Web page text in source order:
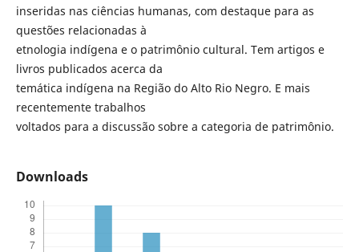
inseridas nas ciências humanas, com destaque para as
questões relacionadas à
etnologia indígena e o patrimônio cultural. Tem artigos e
livros publicados acerca da
temática indígena na Região do Alto Rio Negro. E mais
recentemente trabalhos
voltados para a discussão sobre a categoria de patrimônio.
Downloads